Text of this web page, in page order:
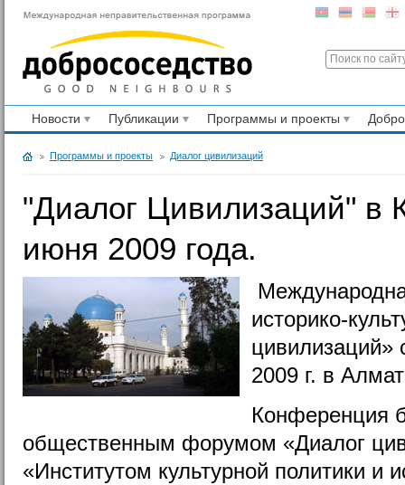
Новости Публикации Программы и проекты
Программы и проекты Диалог цивилизаций
"Диалог Цивилизаций" в
июня 2009 года.
историко-
цивилизаций»
2009 г. в
Конференция
общественным форумом «Диалог
«Институтом культурной политики и